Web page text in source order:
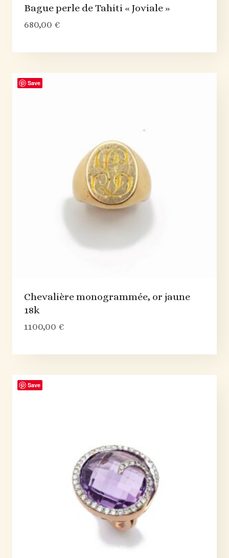
Bague perle de Tahiti « Joviale »
680,00 €
Save
Chevalière monogrammée, or jaune
18k
1100,00 €
Save